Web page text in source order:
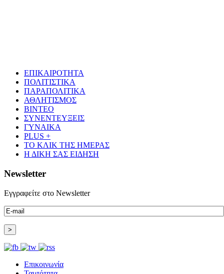
ΕΠΙΚΑΙΡΟΤΗΤΑ
ΠΟΛΙΤΙΣΤΙΚΑ
ΠΑΡΑΠΟΛΙΤΙΚΑ
ΑΘΛΗΤΙΣΜΟΣ
ΒΙΝΤΕΟ
ΣΥΝΕΝΤΕΥΞΕΙΣ
ΓΥΝΑΙΚΑ
PLUS +
ΤΟ ΚΛΙΚ ΤΗΣ ΗΜΕΡΑΣ
Η ΔΙΚΗ ΣΑΣ ΕΙΔΗΣΗ
Newsletter
Εγγραφείτε στο Newsletter
Επικοινωνία